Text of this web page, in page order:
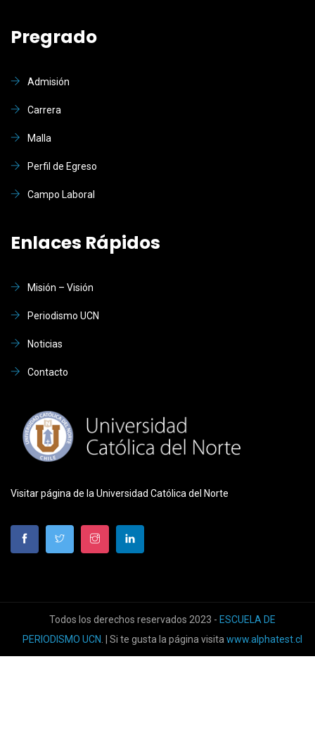
Pregrado
Admisión
Carrera
Malla
Perfil de Egreso
Campo Laboral
Enlaces Rápidos
Misión – Visión
Periodismo UCN
Noticias
Contacto
Visitar página de la Universidad Católica del Norte
Todos los derechos reservados 2023 - ESCUELA DE
PERIODISMO UCN. | Si te gusta la página visitawww.alphatest.cl